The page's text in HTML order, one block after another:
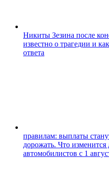
Никиты Зезина после
известно о трагедии и
ответа
правилам: выплаты
дорожать. Что изменится
автомобилистов с 1